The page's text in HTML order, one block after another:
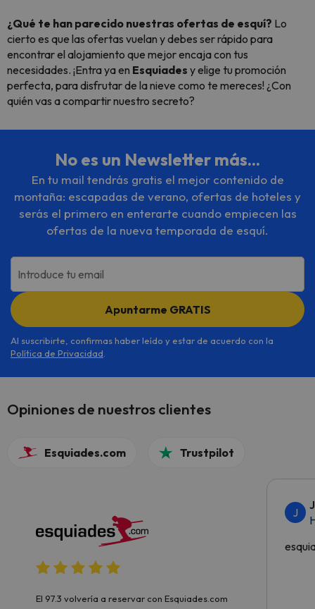
¿Qué te han parecido nuestras ofertas de esquí? Lo
cierto es que las ofertas vuelan y debes ser rápido para
encontrar el alojamiento que mejor encaja con tus
necesidades. ¡Entra ya en Esquiades y elige tu promoción
perfecta, para disfrutar de la nieve como te mereces! ¿Con
quién vas a compartir nuestro secreto?
No es un Newsletter más...
En tu mail tendrás gratis el mejor contenido de
montaña: escapadas de verano, ofertas de hoteles y
serás el primero en enterarte cuando empiecen las
ofertas de la nueva temporada de esquí.
Introduce tu email
Apuntarme GRATIS
Al suscribirte, confirmas haber leído y estar de acuerdo con la
Política de Privacidad
Opiniones de nuestros clientes
Esquiades.com Trustpilot
El 97.3 volvería a reservar con Esquiades.com
J